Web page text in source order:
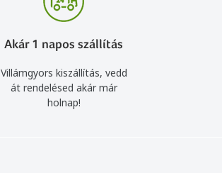
Akár 1 napos szállítás
Villámgyors kiszállítás, vedd
át rendelésed akár már
holnap!